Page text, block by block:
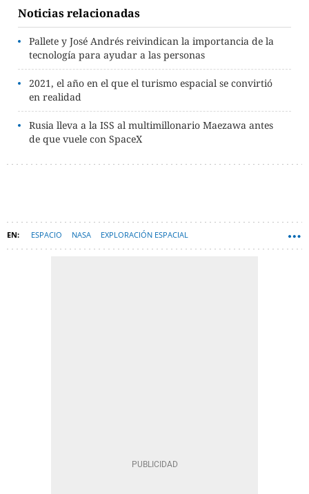
Noticias relacionadas
Pallete y José Andrés reivindican la importancia de la
tecnología para ayudar a las personas
2021, el año en el que el turismo espacial se convirtió
en realidad
Rusia lleva a la ISS al multimillonario Maezawa antes
de que vuele con SpaceX
ESPACIO NASA EXPLORACIÓN ESPACIAL